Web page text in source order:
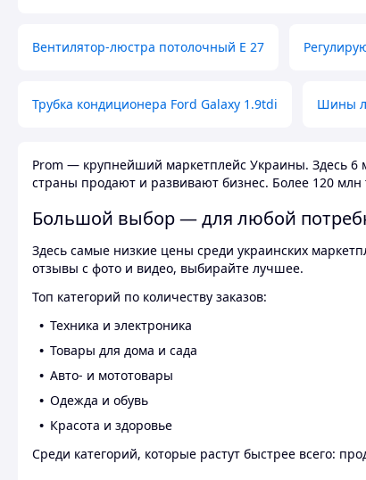
Вентилятор-люстра потолочный E 27
Трубка кондиционера Ford Galaxy 1.9tdi Шины
Prom — крупнейший маркетплейс Украины. Здесь 6
страны продают и развивают бизнес. Более 120 млн
Большой выбор — для любой
Здесь самые низкие цены среди украинских
отзывы с фото и видео, выбирайте лучшее.
Топ категорий по количеству заказов:
Техника и электроника
Товары для дома и сада
Авто- и мототовары
Одежда и обувь
Красота и здоровье
Среди категорий, которые растут быстрее всего: